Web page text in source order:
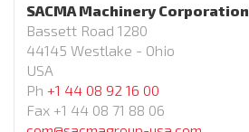
SACMA Machinery Corporation
Bassett Road 1280
44145 Westlake - Ohio
USA
Ph +1 44 08 92 16 00
Fax +1 44 08 71 88 06